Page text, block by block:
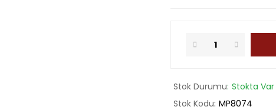
Stok Durumu Stokta Var
Stok Kodu MP8074